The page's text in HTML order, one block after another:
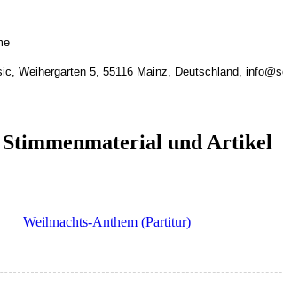
Weihergarten 5, 55116 Mainz, Deutschland,
Stimmenmaterial und Artikel
Weihnachts-Anthem (Partitur)